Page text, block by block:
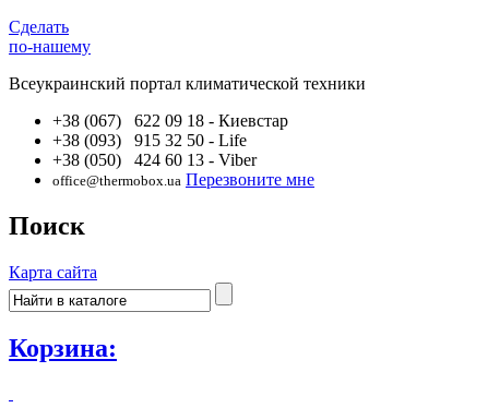
Сделать
по-нашему
Всеукраинский портал климатической техники
+38 (067) 622 09 18 - Киевстар
+38 (093) 915 32 50 - Life
+38 (050) 424 60 13 - Viber
office@thermobox.ua Перезвоните мне
Поиск
Карта сайта
Корзина: